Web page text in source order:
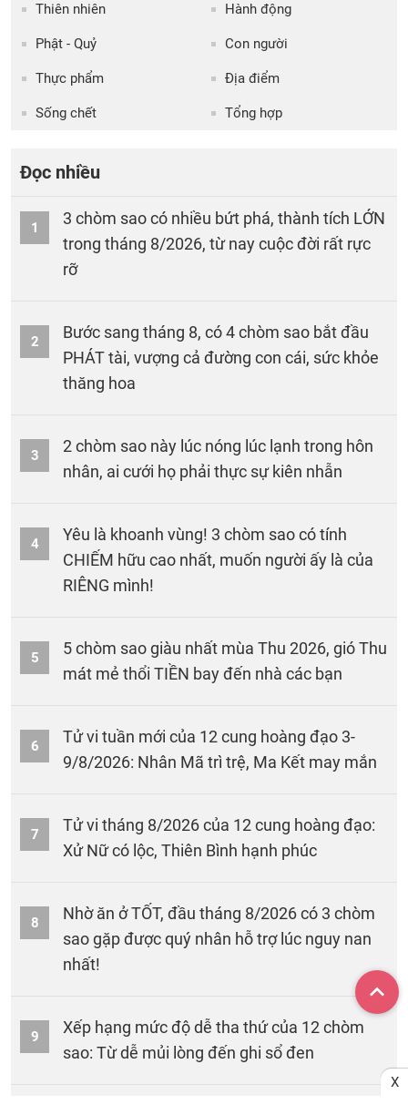
Thiên nhiên Hành động
Phật - Quỷ Con người
Thực phẩm Địa điểm
Sống chết Tổng hợp
Đọc nhiều
1
3 chòm sao có nhiều bứt phá, thành tích LỚN
trong tháng 8/2026, từ nay cuộc đời rất rực
rỡ
2
Bước sang tháng 8, có 4 chòm sao bắt đầu
PHÁT tài, vượng cả đường con cái, sức khỏe
thăng hoa
3
2 chòm sao này lúc nóng lúc lạnh trong hôn
nhân, ai cưới họ phải thực sự kiên nhẫn
4
Yêu là khoanh vùng! 3 chòm sao có tính
CHIẾM hữu cao nhất, muốn người ấy là của
RIÊNG mình!
5
5 chòm sao giàu nhất mùa Thu 2026, gió Thu
mát mẻ thổi TIỀN bay đến nhà các bạn
6
Tử vi tuần mới của 12 cung hoàng đạo 3-
9/8/2026: Nhân Mã trì trệ, Ma Kết may mắn
7
Tử vi tháng 8/2026 của 12 cung hoàng đạo:
Xử Nữ có lộc, Thiên Bình hạnh phúc
8
Nhờ ăn ở TỐT, đầu tháng 8/2026 có 3 chòm
sao gặp được quý nhân hỗ trợ lúc nguy nan
nhất!
9
Xếp hạng mức độ dễ tha thứ của 12 chòm
sao: Từ dễ mủi lòng đến ghi sổ đen
X